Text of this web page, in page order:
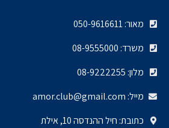
מאור: 050-9616611
משרד: 08-9555000
מלון: 08-9222255
מייל: amor.club@gmail.com
כתובת: חיל ההנדסה 10, אילת